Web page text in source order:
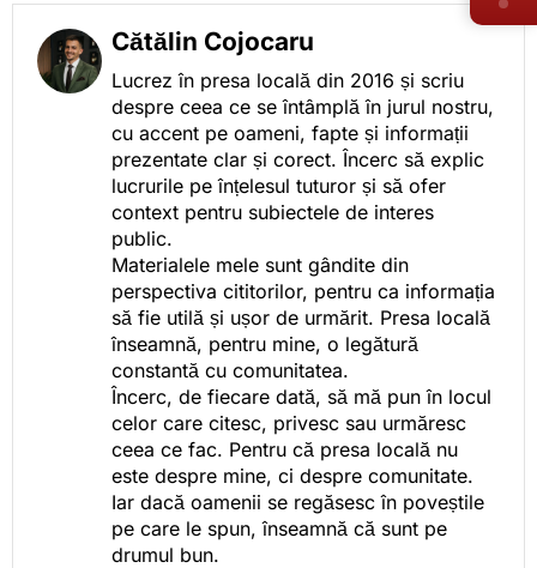
Cătălin Cojocaru
Lucrez în presa locală din 2016 și scriu
despre ceea ce se întâmplă în jurul nostru,
cu accent pe oameni, fapte și informații
prezentate clar și corect. Încerc să explic
lucrurile pe înțelesul tuturor și să ofer
context pentru subiectele de interes
public.
Materialele mele sunt gândite din
perspectiva cititorilor, pentru ca informația
să fie utilă și ușor de urmărit. Presa locală
înseamnă, pentru mine, o legătură
constantă cu comunitatea.
Încerc, de fiecare dată, să mă pun în locul
celor care citesc, privesc sau urmăresc
ceea ce fac. Pentru că presa locală nu
este despre mine, ci despre comunitate.
Iar dacă oamenii se regăsesc în poveștile
pe care le spun, înseamnă că sunt pe
drumul bun.